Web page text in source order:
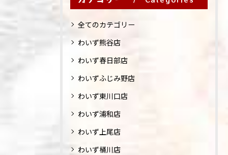
全てのカテゴリー
わいず熊谷店
わいず春日部店
わいずふじみ野店
わいず東川口店
わいず浦和店
わいず上尾店
わいず桶川店